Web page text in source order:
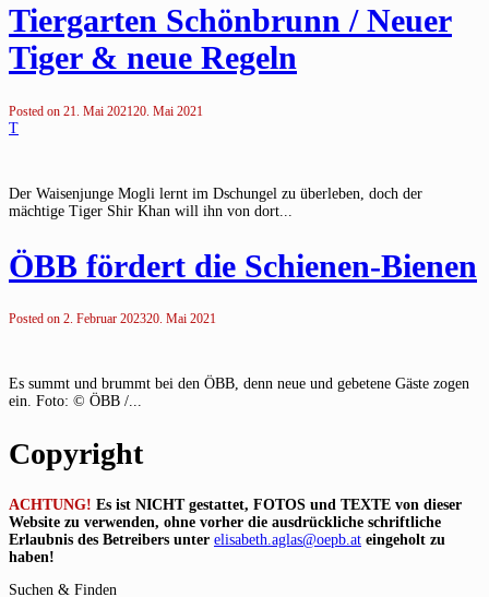
Tiergarten Schönbrunn / Neuer
Tiger & neue Regeln
Posted on 21. Mai 202120. Mai 2021
T
Der Waisenjunge Mogli lernt im Dschungel zu überleben, doch der
mächtige Tiger Shir Khan will ihn von dort...
ÖBB fördert die Schienen-Bienen
Posted on 2. Februar 202320. Mai 2021
Es summt und brummt bei den ÖBB, denn neue und gebetene Gäste zogen
ein. Foto: © ÖBB /...
Copyright
ACHTUNG! Es ist NICHT gestattet, FOTOS und TEXTE von dieser
Website zu verwenden, ohne vorher die ausdrückliche schriftliche
Erlaubnis des Betreibers unter elisabeth.aglas@oepb.at eingeholt zu
haben!
Suchen & Finden